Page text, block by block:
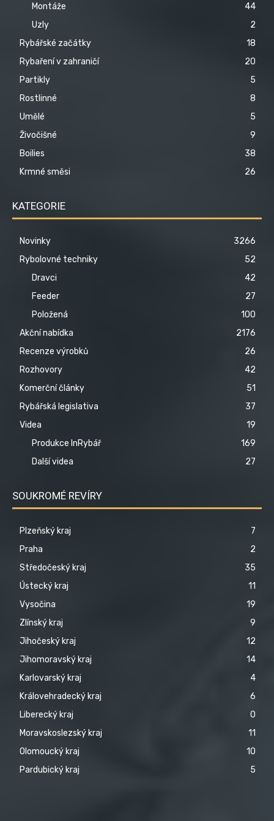
Montáže
44
Uzly
2
Rybářské začátky
18
Rybaření v zahraničí
20
Partikly
5
Rostlinné
8
Umělé
5
Živočišné
9
Boilies
38
Krmné směsi
26
KATEGORIE
Novinky
3266
Rybolovné techniky
52
Dravci
42
Feeder
27
Položená
100
Akční nabídka
2176
Recenze výrobků
26
Rozhovory
42
Komerční články
51
Rybářská legislativa
37
Videa
19
Produkce InRybář
169
Další videa
27
SOUKROMÉ REVÍRY
Plzeňský kraj
7
Praha
2
Středočeský kraj
35
Ústecký kraj
11
Vysočina
19
Zlínský kraj
9
Jihočeský kraj
12
Jihomoravský kraj
14
Karlovarský kraj
4
Královehradecký kraj
6
Liberecký kraj
0
Moravskoslezský kraj
11
Olomoucký kraj
10
Pardubický kraj
5